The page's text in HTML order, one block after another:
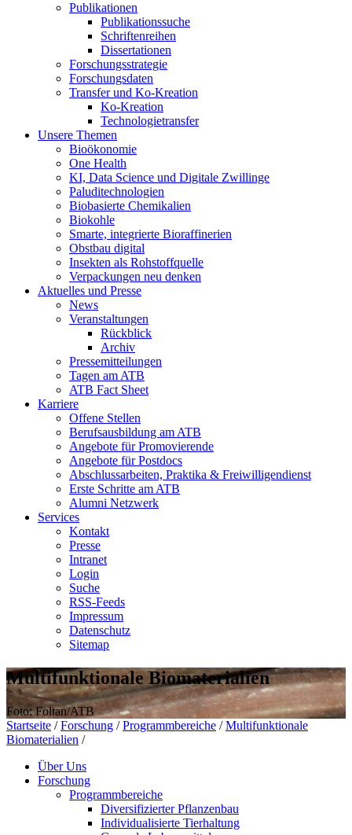
Publikationen
Publikationssuche
Schriftenreihen
Dissertationen
Forschungsstrategie
Forschungsdaten
Transfer und Ko-Kreation
Ko-Kreation
Technologietransfer
Unsere Themen
Bioökonomie
One Health
KI, Data Science und Digitale Zwillinge
Paluditechnologien
Biobasierte Chemikalien
Biokohle
Smarte, integrierte Bioraffinerien
Obstbau digital
Insekten als Rohstoffquelle
Verpackungen neu denken
Aktuelles und Presse
News
Veranstaltungen
Rückblick
Archiv
Pressemitteilungen
Tagen am ATB
ATB Fact Sheet
Karriere
Offene Stellen
Berufsausbildung am ATB
Angebote für Promovierende
Angebote für Postdocs
Abschlussarbeiten, Praktika & Freiwilligendienst
Erste Schritte am ATB
Alumni Netzwerk
Services
Kontakt
Presse
Intranet
Login
Suche
RSS-Feeds
Impressum
Datenschutz
Sitemap
Multifunktionale Biomaterialien
Foto: Foltan/ATB
Startseite / Forschung / Programmbereiche / Multifunktionale
Biomaterialien /
Über Uns
Forschung
Programmbereiche
Diversifizierter Pflanzenbau
Individualisierte Tierhaltung